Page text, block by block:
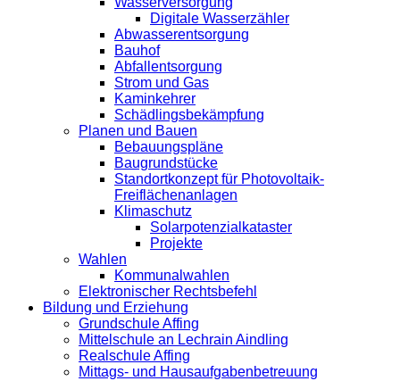
Digitale Wasserzähler
Abwasserentsorgung
Bauhof
Abfallentsorgung
Strom und Gas
Kaminkehrer
Schädlingsbekämpfung
Planen und Bauen
Bebauungspläne
Baugrundstücke
Standortkonzept für Photovoltaik-
Freiflächenanlagen
Klimaschutz
Solarpotenzialkataster
Projekte
Wahlen
Kommunalwahlen
Elektronischer Rechtsbefehl
Bildung und Erziehung
Grundschule Affing
Mittelschule an Lechrain Aindling
Realschule Affing
Mittags- und Hausaufgabenbetreuung